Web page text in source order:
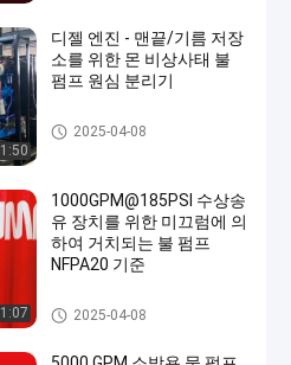
디젤 엔진 - 맨끝/기름 저장
소를 위한 몬 비상사태 불
펌프 원심 분리기
비상 물 펌프
2025-04-08
1000GPM@185PSI 수상송
유 장치를 위한 미끄럼에 의
하여 거치되는 불 펌프
NFPA20 기준
미끄럼에 의하여 거치되는 불
펌프
2025-04-08